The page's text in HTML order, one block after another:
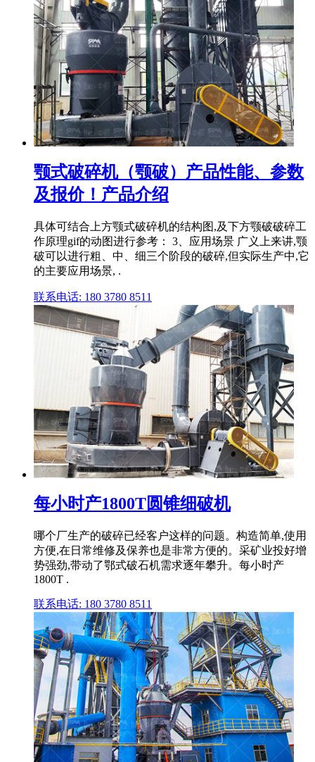
颚式破碎机（颚破）产品性能、参数
及报价！产品介绍
具体可结合上方颚式破碎机的结构图,及下方颚破破碎工
作原理gif的动图进行参考： 3、应用场景 广义上来讲,颚
破可以进行粗、中、细三个阶段的破碎,但实际生产中,它
的主要应用场景, .
联系电话: 180 3780 8511
每小时产1800T圆锥细破机
哪个厂生产的破碎已经客户这样的问题。构造简单,使用
方便,在日常维修及保养也是非常方便的。采矿业投好增
势强劲,带动了鄂式破石机需求逐年攀升。每小时产
1800T .
联系电话: 180 3780 8511